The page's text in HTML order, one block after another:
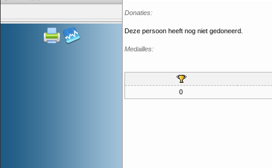
Donaties:
Deze persoon heeft nog niet gedoneerd.
Medailles:
0